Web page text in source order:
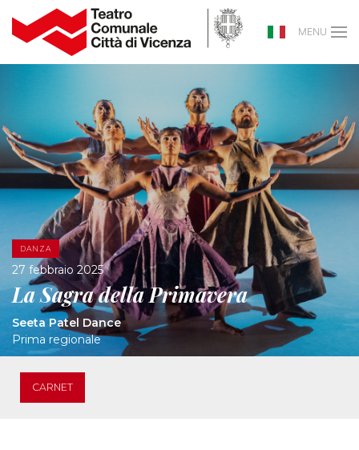
MENU
DANZA
27 febbraio 2025
La Sagra della Primavera
Seeta Patel Dance
Prima regionale
CARNET